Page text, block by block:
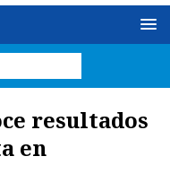
resultados
en